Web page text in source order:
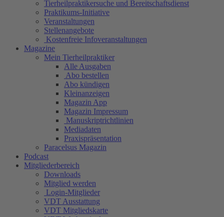
Tierheilpraktikersuche und Bereitschaftsdienst
Praktikums-Initiative
Veranstaltungen
Stellenangebote
Kostenfreie Infoveranstaltungen
Magazine
Mein Tierheilpraktiker
Alle Ausgaben
Abo bestellen
Abo kündigen
Kleinanzeigen
Magazin App
Magazin Impressum
Manuskriptrichtlinien
Mediadaten
Praxispräsentation
Paracelsus Magazin
Podcast
Mitgliederbereich
Downloads
Mitglied werden
Login-Mitglieder
VDT Ausstattung
VDT Mitgliedskarte